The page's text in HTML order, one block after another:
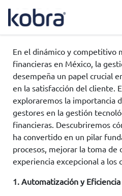
En el dinámico y competitivo
financieras en México, la
desempeña un papel crucial
en la satisfacción del cliente.
exploraremos la importancia
gestores en la gestión
financieras. Descubriremos
ha convertido en un pilar
procesos, mejorar la toma de
experiencia excepcional a los
1. Automatización y Eficiencia